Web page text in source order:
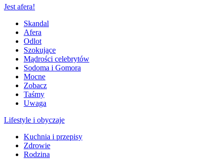
Jest afera!
Skandal
Afera
Odlot
Szokujące
Mądrości celebrytów
Sodoma i Gomora
Mocne
Zobacz
Taśmy
Uwaga
Lifestyle i obyczaje
Kuchnia i przepisy
Zdrowie
Rodzina